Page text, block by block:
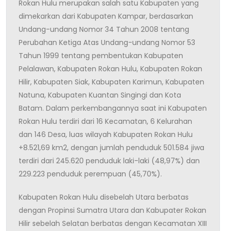
Rokan Hulu merupakan salah satu Kabupaten yang
dimekarkan dari Kabupaten Kampar, berdasarkan
Undang-undang Nomor 34 Tahun 2008 tentang
Perubahan Ketiga Atas Undang-undang Nomor 53
Tahun 1999 tentang pembentukan Kabupaten
Pelalawan, Kabupaten Rokan Hulu, Kabupaten Rokan
Hilir, Kabupaten Siak, Kabupaten Karimun, Kabupaten
Natuna, Kabupaten Kuantan Singingi dan Kota
Batam. Dalam perkembangannya saat ini Kabupaten
Rokan Hulu terdiri dari 16 Kecamatan, 6 Kelurahan
dan 146 Desa, luas wilayah Kabupaten Rokan Hulu
+8.521,69 km2, dengan jumlah penduduk 501.584 jiwa
terdiri dari 245.620 penduduk laki-laki (48,97%) dan
229.223 penduduk perempuan (45,70%).
Kabupaten Rokan Hulu disebelah Utara berbatas
dengan Propinsi Sumatra Utara dan Kabupater Rokan
Hilir sebelah Selatan berbatas dengan Kecamatan XIII